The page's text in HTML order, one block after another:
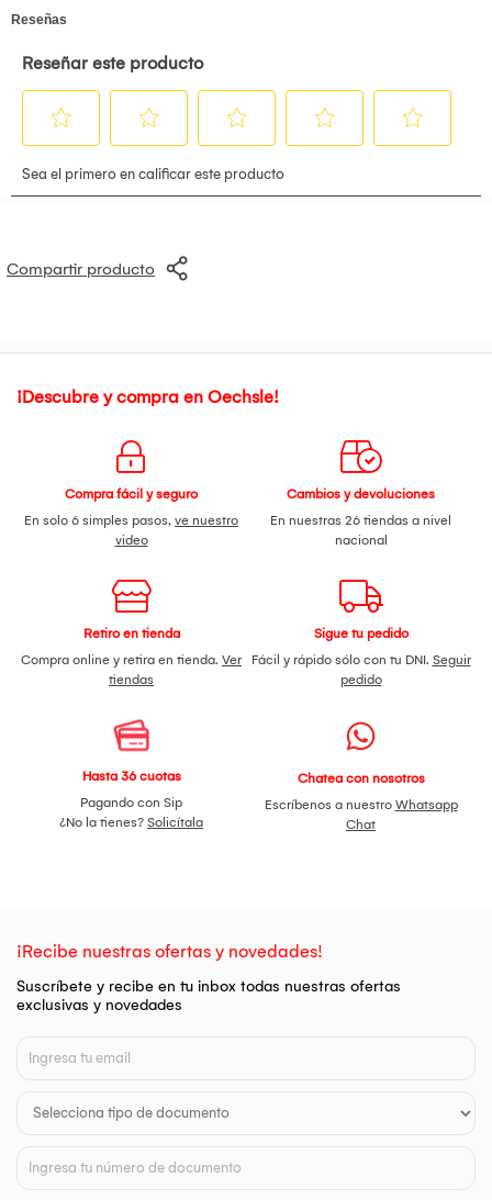
levantar el equipo cada vez.
Compartir producto
¡Descubre y compra en Oechsle!
Compra fácil y seguro
En solo 6 simples pasos, ve nuestro
video
Cambios y devoluciones
En nuestras 26 tiendas a nivel
nacional
Retiro en tienda
Compra online y retira en tienda. Ver
tiendas
Sigue tu pedido
Fácil y rápido sólo con tu DNI. Seguir
pedido
Hasta 36 cuotas
Pagando con Sip
¿No la tienes? Solicítala
Chatea con nosotros
Escríbenos a nuestro Whatsapp
Chat
¡Recibe nuestras ofertas y novedades!
Suscríbete y recibe en tu inbox todas nuestras ofertas
exclusivas y novedades